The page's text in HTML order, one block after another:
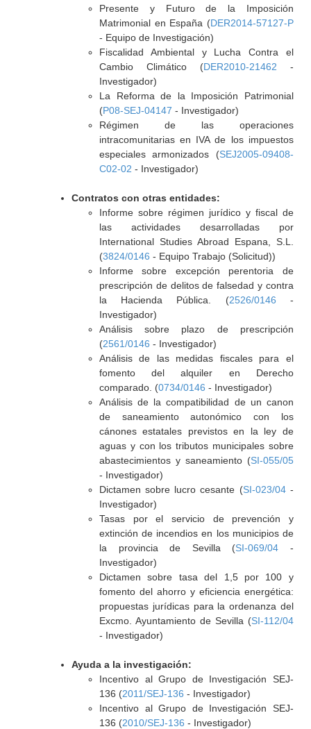
Presente y Futuro de la Imposición
Matrimonial en España (DER2014-57127-P
- Equipo de Investigación)
Fiscalidad Ambiental y Lucha Contra el
Cambio Climático (DER2010-21462 -
Investigador)
La Reforma de la Imposición Patrimonial
(P08-SEJ-04147 - Investigador)
Régimen de las operaciones
intracomunitarias en IVA de los impuestos
especiales armonizados (SEJ2005-09408-
C02-02 - Investigador)
Contratos con otras entidades:
Informe sobre régimen jurídico y fiscal de
las actividades desarrolladas por
International Studies Abroad Espana, S.L.
(3824/0146 - Equipo Trabajo (Solicitud))
Informe sobre excepción perentoria de
prescripción de delitos de falsedad y contra
la Hacienda Pública. (2526/0146 -
Investigador)
Análisis sobre plazo de prescripción
(2561/0146 - Investigador)
Análisis de las medidas fiscales para el
fomento del alquiler en Derecho
comparado. (0734/0146 - Investigador)
Análisis de la compatibilidad de un canon
de saneamiento autonómico con los
cánones estatales previstos en la ley de
aguas y con los tributos municipales sobre
abastecimientos y saneamiento (SI-055/05
- Investigador)
Dictamen sobre lucro cesante (SI-023/04-
Investigador)
Tasas por el servicio de prevención y
extinción de incendios en los municipios de
la provincia de Sevilla (SI-069/04 -
Investigador)
Dictamen sobre tasa del 1,5 por 100 y
fomento del ahorro y eficiencia energética:
propuestas jurídicas para la ordenanza del
Excmo. Ayuntamiento de Sevilla (SI-112/04
- Investigador)
Ayuda a la investigación:
Incentivo al Grupo de Investigación SEJ-
136 (2011/SEJ-136 - Investigador)
Incentivo al Grupo de Investigación SEJ-
136 (2010/SEJ-136 - Investigador)